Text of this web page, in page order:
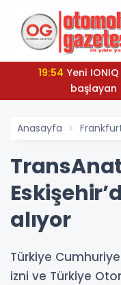
19:54
başlayan
Anasayfa
alıyor
Türkiye
izni ve Türkiye